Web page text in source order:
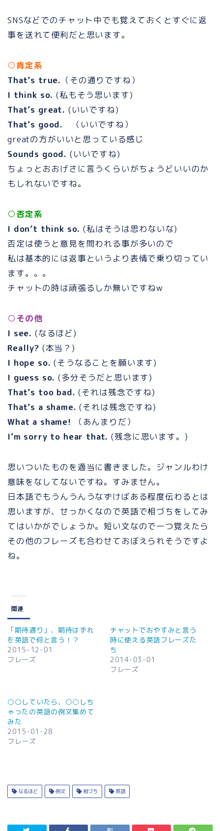
SNSなどでのチャット中でも覚えておくとすぐに返
事を送れて便利だと思います。
○肯定系
That’s true. （その通りですね）
I think so. (私もそう思います)
That’s great. (いいですね)
That’s good. （いいですね）
greatの方がいいと思っている感じ
Sounds good. (いいですね)
ちょっとおおげさに言うくらいがちょうどいいのか
もしれないですね。
○否定系
I don’t think so. (私はそうは思わないな)
否定は使うと意見を問われる事が多いので
私は基本的には返事というより表情で乗り切ってい
ます。。。
チャットの時は頑張るしか無いですねw
○その他
I see. (なるほど)
Really? (本当？)
I hope so.(そうなることを願います)
I guess so.(多分そうだと思います)
That’s too bad. (それは残念ですね)
That’s a shame. (それは残念ですね)
What a shame!
（あんまりだ）
I’m sorry to hear that. (残念に思います。)
思いついたものを適当に書きました。ジャンルわけ
意味をなしてないですね。すみません。
日本語でもうんうんうなずけばある程度伝わるとは
思いますが、せっかくなので英語で相づちをしてみ
てはいかがでしょうか。短い文なので一つ覚えたら
その他のフレーズも合わせておぼえられそうですよ
ね。
関連
「期待通り」、期待はずれ
を英語で何と言う！？
2015-12-01
フレーズ
チャットでおやすみと言う
時に使える英語フレーズた
ち
2014-03-01
フレーズ
○○していたら、○○しち
ゃったの英語の例文集めて
みた
2015-01-28
フレーズ
なるほど 例文 相づち 英語